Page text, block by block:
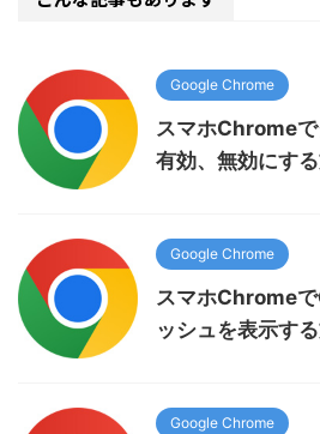
Google Chrome
スマホChrome
有効、無効にす
Google Chrome
スマホChrome
ッシュを表示す
Google Chrome